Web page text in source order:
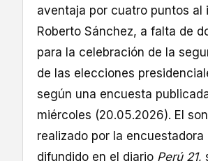
aventaja por cuatro puntos al
Roberto Sánchez, a falta de
para la celebración de la
de las elecciones
según una encuesta
miércoles (20.05.2026). El
realizado por la encuestadora
difundido en el diario Perú 21,